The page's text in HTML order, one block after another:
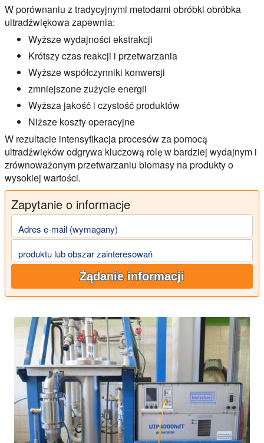
W porównaniu z tradycyjnymi metodami obróbki obróbka
ultradźwiękowa zapewnia:
Wyższe wydajności ekstrakcji
Krótszy czas reakcji i przetwarzania
Wyższe współczynniki konwersji
zmniejszone zużycie energii
Wyższa jakość i czystość produktów
Niższe koszty operacyjne
W rezultacie intensyfikacja procesów za pomocą
ultradźwięków odgrywa kluczową rolę w bardziej wydajnym i
zrównoważonym przetwarzaniu biomasy na produkty o
wysokiej wartości.
Zapytanie o informacje
Adres e-mail (wymagany)
produktu lub obszar zainteresowań
Żądanie informacji